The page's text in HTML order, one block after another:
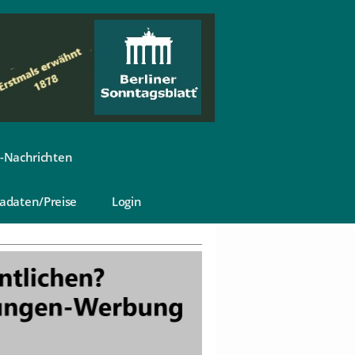
Preise Login